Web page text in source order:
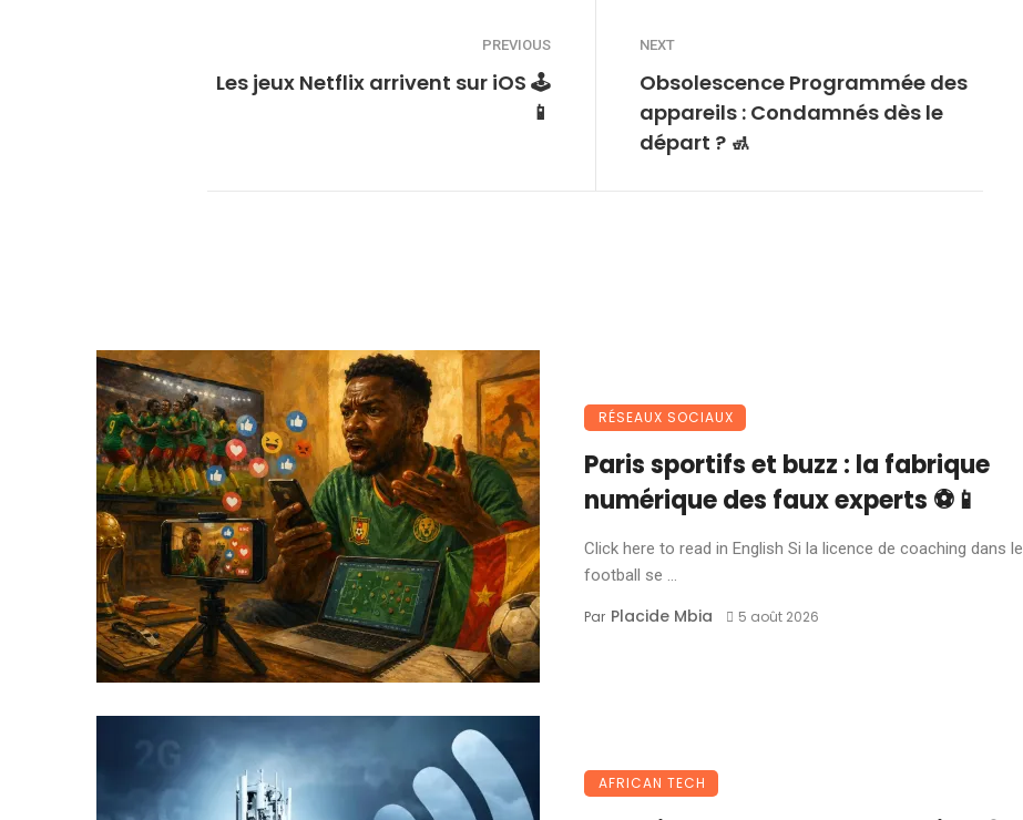
PREVIOUS
Les jeux Netflix arrivent sur iOS 🕹
📱
NEXT
Obsolescence Programmée des
appareils : Condamnés dès le
départ ? 🚮
RÉSEAUX SOCIAUX
Paris sportifs et buzz : la fabrique
numérique des faux experts ⚽📱
Click here to read in English Si la licence de coaching dans le
football se ...
Par Placide Mbia 5 août 2026
AFRICAN TECH